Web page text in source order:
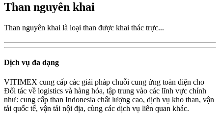
Than nguyên khai
Than nguyên khai là loại than được khai thác trực...
Dịch vụ đa dạng
VITIMEX cung cấp các giải pháp chuỗi cung ứng toàn diện cho
Đối tác về logistics và hàng hóa, tập trung vào các lĩnh vực chính
như: cung cấp than Indonesia chất lượng cao, dịch vụ kho than, vận
tải quốc tế, vận tải nội địa, cùng các dịch vụ liên quan khác.